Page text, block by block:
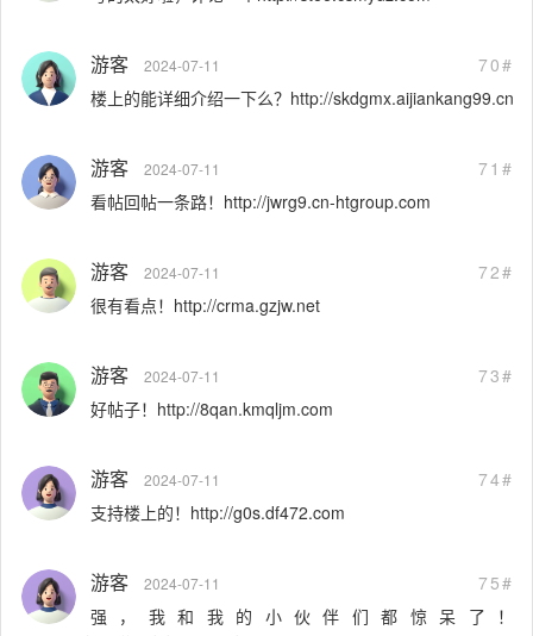
游客 2024-07-11
70#
楼上的能详细介绍一下么？http://skdgmx.aijiankang99.cn
游客 2024-07-11
71#
看帖回帖一条路！http://jwrg9.cn-htgroup.com
游客 2024-07-11
72#
很有看点！http://crma.gzjw.net
游客 2024-07-11
73#
好帖子！http://8qan.kmqljm.com
游客 2024-07-11
74#
支持楼上的！http://g0s.df472.com
游客 2024-07-11
75#
强，我和我的小伙伴们都惊呆了！